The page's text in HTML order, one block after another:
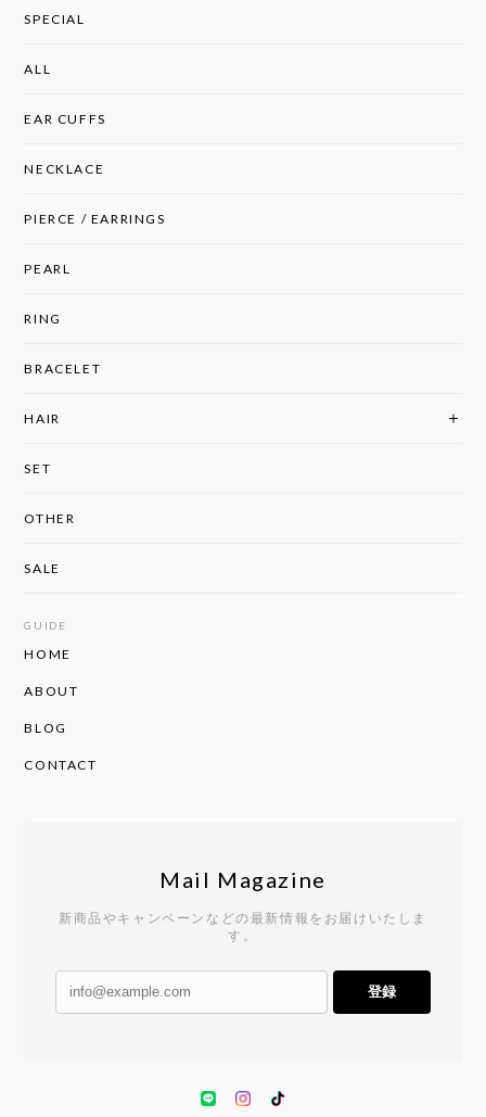
SPECIAL
ALL
EAR CUFFS
NECKLACE
PIERCE / EARRINGS
PEARL
RING
BRACELET
HAIR
SET
OTHER
SALE
GUIDE
HOME
ABOUT
BLOG
CONTACT
Mail Magazine
新商品やキャンペーンなどの最新情報をお届けいたしま
す。
登録